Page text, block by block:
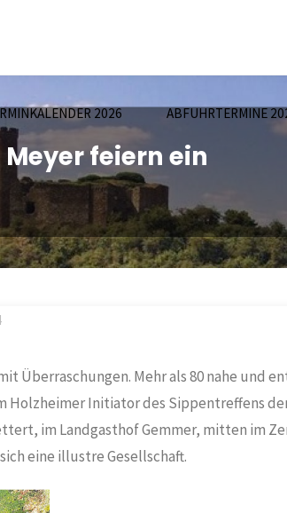
2026 ABFUHRTERMINE
feiern ein
Überraschungen. Mehr als 80 nahe und
Holzheimer Initiator des Sippentreffens
im Landgasthof Gemmer, mitten im
eine illustre Gesellschaft.